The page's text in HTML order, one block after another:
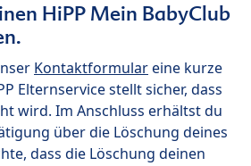
HiPP Mein BabyClub
Kontaktformulareine kurze
Elternservice stellt sicher, dass
wird. Im Anschluss erhältst du
über die Löschung deines
dass die Löschung deinen